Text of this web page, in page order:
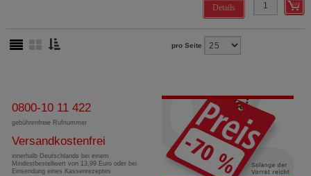
Details
pro Seite
0800-10 11 422
gebührenfreie Rufnummer
Versandkostenfrei
innerhalb Deutschlands bei einem
Mindestbestellwert von 13,99 Euro oder bei
Einsendung eines Kassenrezeptes